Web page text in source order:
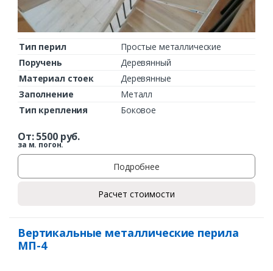
Тип перил
Простые металлические
Поручень
Деревянный
Материал стоек
Деревянные
Заполнение
Металл
Тип крепления
Боковое
От:5500руб.
за м. погон.
Подробнее
Расчет стоимости
Вертикальные металлические перила
МП-4